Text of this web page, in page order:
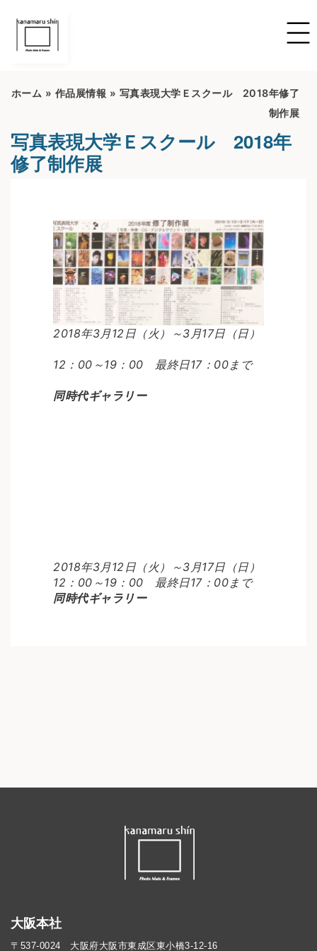
ホーム » 作品展情報 » 写真表現大学Ｅスクール 2018年修了
制作展
写真表現大学Ｅスクール 2018年
修了制作展
2018年3月12日（火）～3月17日（日）
12：00～19：00 最終日17：00まで
同時代ギャラリー
2018年3月12日（火）～3月17日（日）
12：00～19：00 最終日17：00まで
同時代ギャラリー
大阪本社
〒537-0024 大阪府大阪市東成区東小橋3-12-16